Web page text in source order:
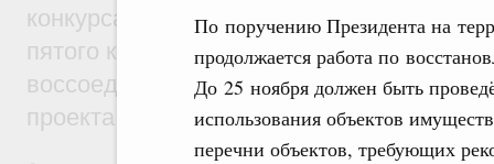
По поручению Президента на
продолжается работа по
До 25 ноября должен быть
использования объектов
перечни объектов, требующих
конкурса проектов создания
пятого конкурса для регионов ДФО и
воссоединённых и приграничных
проекта